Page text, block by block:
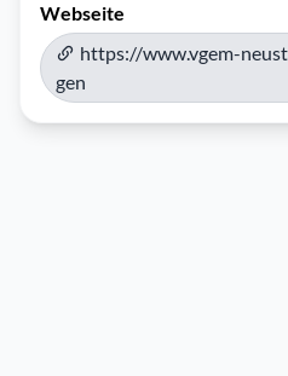
Webseite
https://www.vgem-
gen